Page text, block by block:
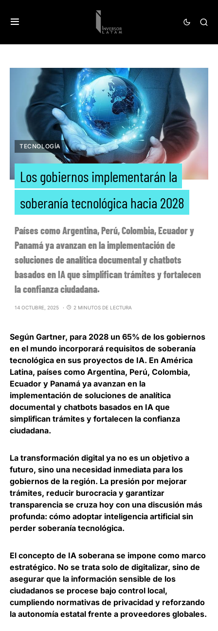
TECNOLOGÍA
Los gobiernos implementarán la
soberanía tecnológica hacia 2028
Países como Argentina, Perú, Colombia, Ecuador y
Panamá ya avanzan en la implementación de
soluciones de analítica documental y chatbots
basados en IA que simplifican trámites y fortalecen
la confianza ciudadana.
14 OCTUBRE, 2025 2 MINUTOS DE LECTURA
Según Gartner, para 2028 un 65% de los gobiernos
en el mundo incorporará requisitos de soberanía
tecnológica en sus proyectos de IA. En América
Latina, países como Argentina, Perú, Colombia,
Ecuador y Panamá ya avanzan en la
implementación de soluciones de analítica
documental y chatbots basados en IA que
simplifican trámites y fortalecen la confianza
ciudadana.
La transformación digital ya no es un objetivo a
futuro, sino una necesidad inmediata para los
gobiernos de la región. La presión por mejorar
trámites, reducir burocracia y garantizar
transparencia se cruza hoy con una discusión más
profunda: cómo adoptar inteligencia artificial sin
perder soberanía tecnológica.
El concepto de IA soberana se impone como marco
estratégico. No se trata solo de digitalizar, sino de
asegurar que la información sensible de los
ciudadanos se procese bajo control local,
cumpliendo normativas de privacidad y reforzando
la autonomía estatal frente a proveedores globales.